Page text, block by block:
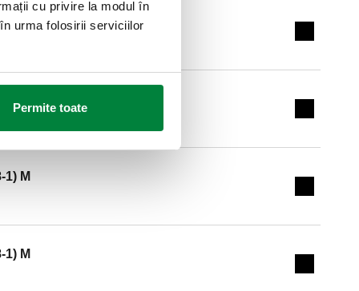
cu privire la modul în
urma folosirii serviciilor
Permite toate
1) M
Expand
Expand
1) M
Expand
1) M
Expand